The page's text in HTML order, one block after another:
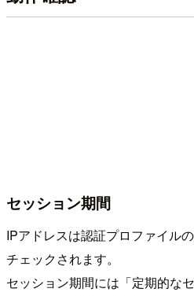
セッション期間
IPアドレスは認証プロファイル
チェックされます。
セッション期間には「定期的な